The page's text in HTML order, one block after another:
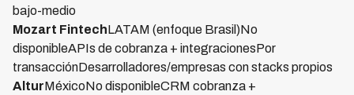
bajo-medio
Mozart FintechLATAM (enfoque Brasil)No
disponibleAPIs de cobranza + integracionesPor
transacciónDesarrolladores/empresas con stacks propios
AlturMéxicoNo disponibleCRM cobranza +